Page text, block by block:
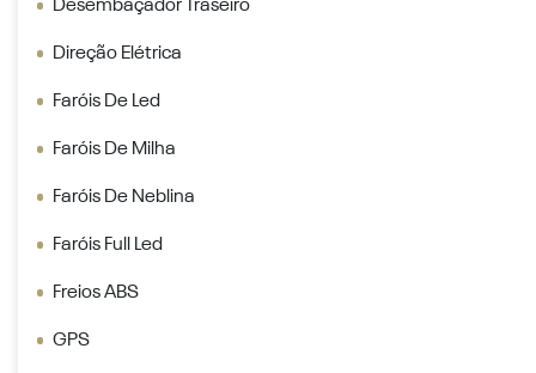
Desembaçador Traseiro
Direção Elétrica
Faróis De Led
Faróis De Milha
Faróis De Neblina
Faróis Full Led
Freios ABS
GPS